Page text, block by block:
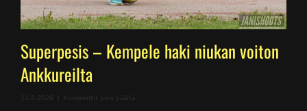
Superpesis – Kempele haki niukan voiton
Ankkureilta
11.6.2026 Kommentit pois päältä